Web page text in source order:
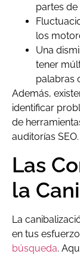
partes de
los
Una
tener
palabras
Además,
identificar
de
auditorías SEO.
Las
la
La
en tus
búsqueda.